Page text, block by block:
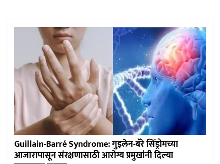
Guillain-Barré Syndrome: गुइलेन-बॅरे सिंड्रोमच्या
आजारापासून संरक्षणासाठी आरोग्य प्रमुखांनी दिल्या